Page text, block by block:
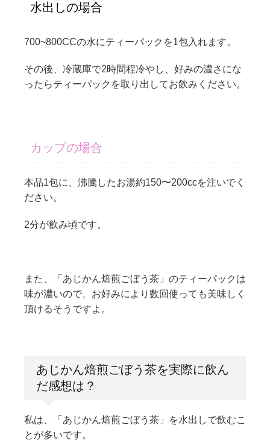
水出しの場合
700~800CCの水にティーパックを1包入れます。
その後、冷蔵庫で2時間程冷やし、好みの濃さにな
ったらティーパックを取り出してお飲みください。
カップの場合
本品1包に、沸騰したお湯約150〜200ccを注いでく
ださい。
2分が飲み頃です。
また、「あじかん焙煎ごぼう茶」のティーパックは
味が濃いので、お好みにより数回使っても美味しく
頂けるそうですよ。
あじかん焙煎ごぼう茶を実際に飲ん
だ感想は？
私は、「あじかん焙煎ごぼう茶」を水出しで飲むこ
とが多いです。